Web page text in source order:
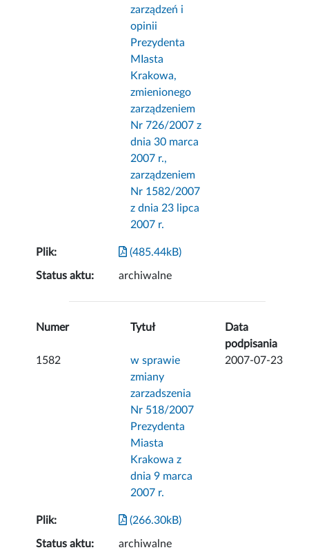
zarządzeń i
opinii
Prezydenta
MIasta
Krakowa,
zmienionego
zarządzeniem
Nr 726/2007 z
dnia 30 marca
2007 r.,
zarządzeniem
Nr 1582/2007
z dnia 23 lipca
2007 r.
Plik: (485.44kB)
Status aktu: archiwalne
Numer Tytuł
Data
podpisania
1582
w sprawie
zmiany
zarzadszenia
Nr 518/2007
Prezydenta
Miasta
Krakowa z
dnia 9 marca
2007 r.
2007-07-23
Plik: (266.30kB)
Status aktu: archiwalne